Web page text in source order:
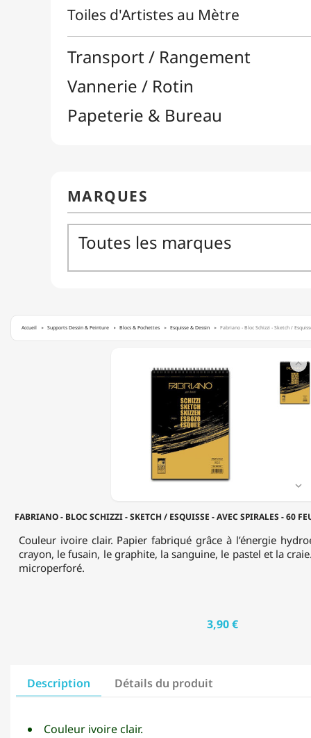
Accueil Supports Dessin & Peinture Blocs & Pochettes Esquisse & Dessin Fabriano - Bloc Schizzi - Sketch /
60
FEUILLES
90
G/M²
FABRIANO - BLOC SCHIZZI - SKETCH / ESQUISSE - AVEC SPIRALES - 60


Couleur ivoire clair. Papier fabriqué grâce à l’énergie
crayon, le fusain, le graphite, la sanguine, le pastel et la
microperforé.
3,90 €
Description Détails du produit
Couleur ivoire clair.